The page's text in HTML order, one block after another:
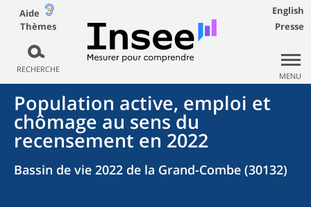
Aide
Thèmes
RECHERCHE
English
Presse
MENU
Population active, emploi et
chômage au sens du
recensement en 2022
Bassin de vie 2022 de la Grand-Combe (30132)